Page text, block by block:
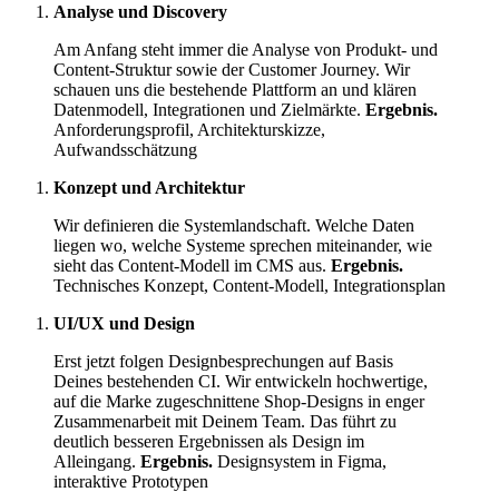
Analyse und Discovery
Am Anfang steht immer die Analyse von Produkt- und
Content-Struktur sowie der Customer Journey. Wir
schauen uns die bestehende Plattform an und klären
Datenmodell, Integrationen und Zielmärkte. Ergebnis.
Anforderungsprofil, Architekturskizze,
Aufwandsschätzung
Konzept und Architektur
Wir definieren die Systemlandschaft. Welche Daten
liegen wo, welche Systeme sprechen miteinander, wie
sieht das Content-Modell im CMS aus. Ergebnis.
Technisches Konzept, Content-Modell, Integrationsplan
UI/UX und Design
Erst jetzt folgen Designbesprechungen auf Basis
Deines bestehenden CI. Wir entwickeln hochwertige,
auf die Marke zugeschnittene Shop-Designs in enger
Zusammenarbeit mit Deinem Team. Das führt zu
deutlich besseren Ergebnissen als Design im
Alleingang. Ergebnis. Designsystem in Figma,
interaktive Prototypen